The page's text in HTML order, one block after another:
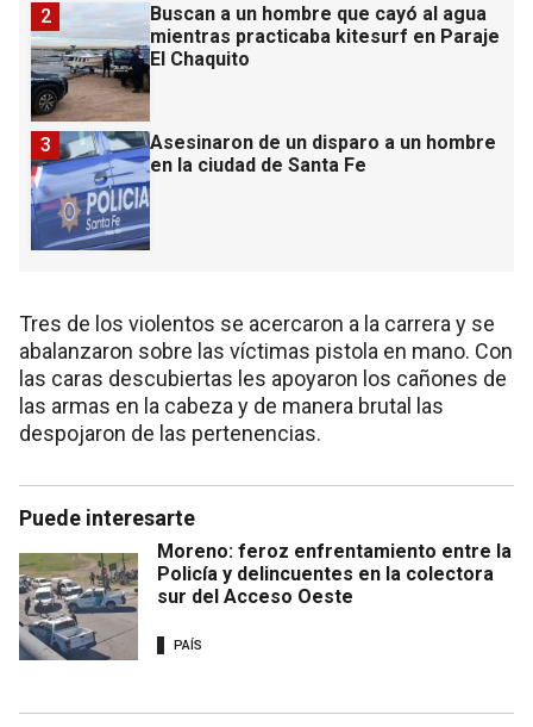
Buscan a un hombre que cayó al agua
mientras practicaba kitesurf en Paraje
El Chaquito
2
Asesinaron de un disparo a un hombre
en la ciudad de Santa Fe
3
Tres de los violentos se acercaron a la carrera y se
abalanzaron sobre las víctimas pistola en mano. Con
las caras descubiertas les apoyaron los cañones de
las armas en la cabeza y de manera brutal las
despojaron de las pertenencias.
Puede interesarte
Moreno: feroz enfrentamiento entre la
Policía y delincuentes en la colectora
sur del Acceso Oeste
PAÍS